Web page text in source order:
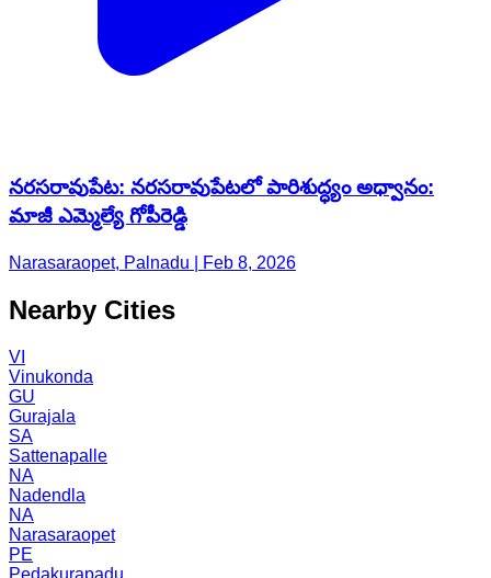
నరసరావుపేట: నరసరావుపేటలో పారిశుద్ధ్యం అధ్వానం:
మాజీ ఎమ్మెల్యే గోపీరెడ్డి
Narasaraopet, Palnadu | Feb 8, 2026
Nearby Cities
VI
Vinukonda
GU
Gurajala
SA
Sattenapalle
NA
Nadendla
NA
Narasaraopet
PE
Pedakurapadu